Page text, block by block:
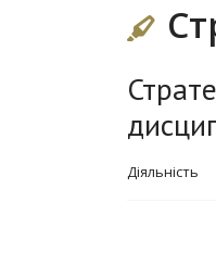
Діяльність